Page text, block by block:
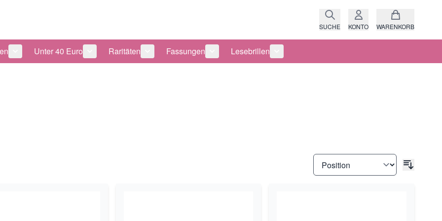
SUCHE KONTO WARENKORB
Pflegeprodukte anzeigen
Untermenü für Kategorie Sonnenbrillen anzeigen
Unter 40 Euro
Untermenü für Kategorie Unter 40 Euro anzeigen
Raritäten
Untermenü für Kategorie Raritäten anzeigen
Fassungen
Untermenü für Kategorie Fassungen anzeigen
Lesebrillen
Untermenü für Kategorie Lesebrillen anzeigen